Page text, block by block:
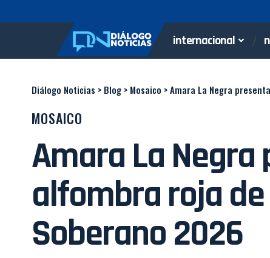
internacional
Diálogo Noticias > Blog > Mosaico >Amara La Negra
MOSAICO
Amara La
alfombra roja
Soberano 2026